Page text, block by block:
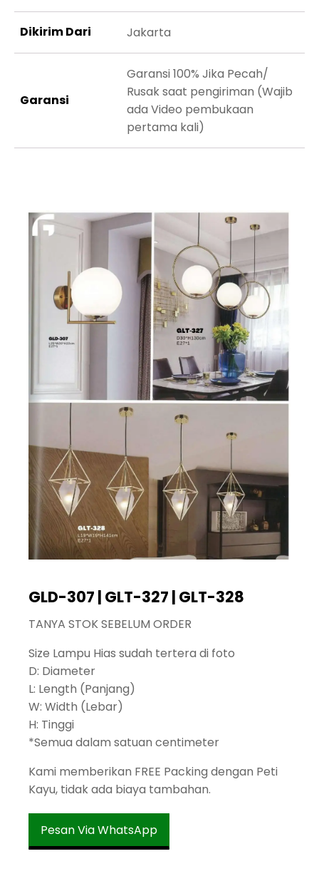
Dikirim Dari Jakarta
Garansi
Garansi 100% Jika Pecah/
Rusak saat pengiriman (Wajib
ada Video pembukaan
pertama kali)
GLD-307 | GLT-327 | GLT-328
TANYA STOK SEBELUM ORDER
Size Lampu Hias sudah tertera di foto
D: Diameter
L: Length (Panjang)
W: Width (Lebar)
H: Tinggi
*Semua dalam satuan centimeter
Kami memberikan FREE Packing dengan Peti
Kayu, tidak ada biaya tambahan.
Pesan Via WhatsApp